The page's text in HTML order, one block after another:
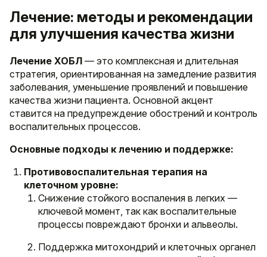
Лечение: методы и рекомендации
для улучшения качества жизни
Лечение ХОБЛ — это комплексная и длительная
стратегия, ориентированная на замедление развития
заболевания, уменьшение проявлений и повышение
качества жизни пациента. Основной акцент
ставится на предупреждение обострений и контроль
воспалительных процессов.
Основные подходы к лечению и поддержке:
Противовоспалительная терапия на
клеточном уровне:
Снижение стойкого воспаления в легких —
ключевой момент, так как воспалительные
процессы повреждают бронхи и альвеолы.
Поддержка митохондрий и клеточных органел